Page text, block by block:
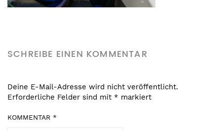
SCHREIBE EINEN KOMMENTAR
Deine E-Mail-Adresse wird nicht veröffentlicht.
Erforderliche Felder sind mit * markiert
KOMMENTAR *